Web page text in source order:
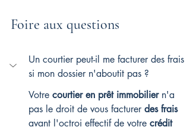
Foire aux questions
Un courtier peut-il me facturer des frais
si mon dossier n'aboutit pas ?
Votre courtier en prêt immobilier n'a
pas le droit de vous facturer des frais
avant l'octroi effectif de votre crédit